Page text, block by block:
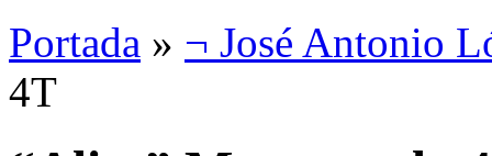
Portada » ¬ José Antonio
4T